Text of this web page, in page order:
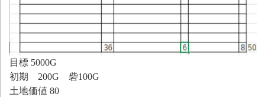
目標 5000G
初期 200G 砦100G
土地価値 80